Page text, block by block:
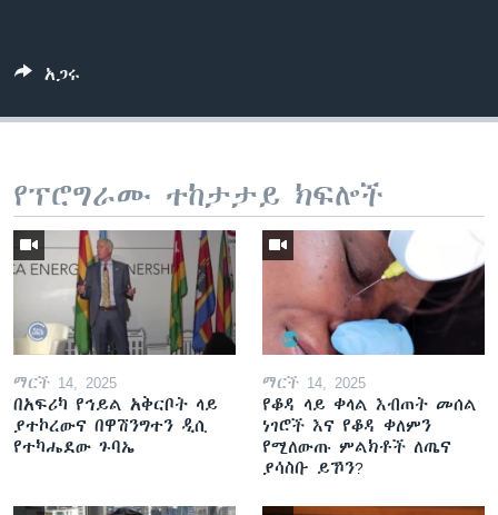
አጋሩ
የፕሮግራሙ ተከታታይ ክፍሎች
ማርች 14, 2025
በአፍሪካ የኅይል አቅርቦት ላይ
ያተኮረውና በዋሽንግተን ዲሲ
የተካሔደው ጉባኤ
ማርች 14, 2025
የቆዳ ላይ ቀላል እብጠት መሰል
ነገሮች እና የቆዳ ቀለምን
የሚለውጡ ምልክቶች ለጤና
ያሳስቡ ይኾን?